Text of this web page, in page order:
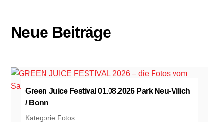
Neue Beiträge
Green Juice Festival 01.08.2026 Park Neu-Vilich
/ Bonn
Kategorie:Fotos